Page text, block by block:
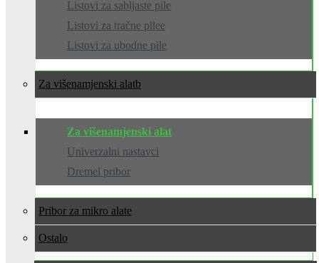
Listovi za sabljaste pile
Listovi za tračne pilee
Listovi za ubodne pile
Za višenamjenski alat
Za višenamjenski alat
Univerzalni nastavci
Dremel pribor
Pribor za mikro alate
Ostalo